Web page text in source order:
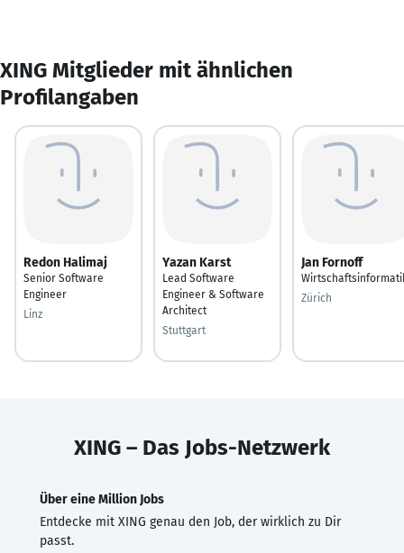
XING Mitglieder mit ähnlichen
Profilangaben
Redon Halimaj
Senior Software
Engineer
Linz
Yazan Karst
Lead Software
Engineer & Software
Architect
Stuttgart
Jan Fornoff
Zürich
XING – Das Jobs-Netzwerk
Über eine Million Jobs
Entdecke mit XING genau den Job, der wirklich zu Dir
passt.